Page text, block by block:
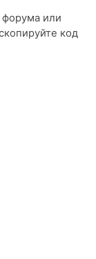
форума или
код